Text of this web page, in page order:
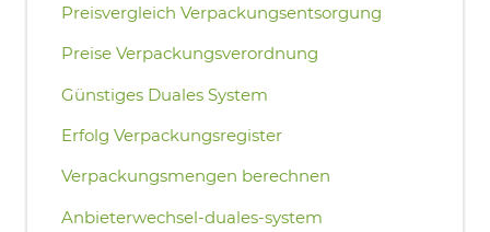
Preisvergleich Verpackungsentsorgung
Preise Verpackungsverordnung
Günstiges Duales System
Erfolg Verpackungsregister
Verpackungsmengen berechnen
Anbieterwechsel-duales-system